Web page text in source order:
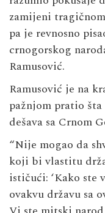
zamijeni
pa je revnosno
crnogorskog
Ramusović.
Ramusović je na
pažnjom pratio
dešava sa Crnom
“Nije mogao da
koji bi vlastitu
ističući: ‘Kako ste
ovakvu državu sa